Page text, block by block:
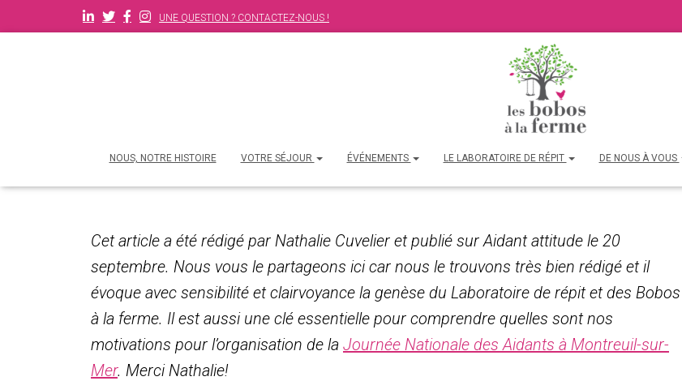
UNE QUESTION ? CONTACTEZ-NOUS !
NOUS, NOTRE HISTOIRE VOTRE SÉJOUR ÉVÉNEMENTS LE LABORATOIRE DE RÉPIT DE NOUS À VOUS
Cet article a été rédigé par Nathalie Cuvelier et publié sur Aidant attitude le 20
septembre. Nous vous le partageons ici car nous le trouvons très bien rédigé et il
évoque avec sensibilité et clairvoyance la genèse du Laboratoire de répit et des Bobos
à la ferme. Il est aussi une clé essentielle pour comprendre quelles sont nos
motivations pour l’organisation de la Journée Nationale des Aidants à Montreuil-sur-
Mer. Merci Nathalie!